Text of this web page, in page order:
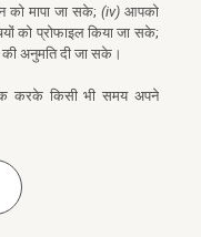
को मापा जा सके; (iv)आपको
को प्रोफाइल किया जा सके;
अनुमति दी जा सके।
करके किसी भी समय अपने